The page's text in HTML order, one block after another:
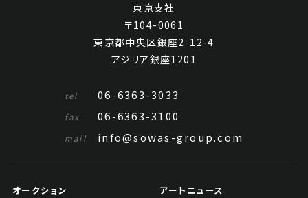
東京支社
〒104-0061
東京都中央区銀座2-12-4
アジリア銀座1201
tel 06-6363-3033
fax 06-6363-3100
mail info@sowas-group.com
オークション
アートニュース